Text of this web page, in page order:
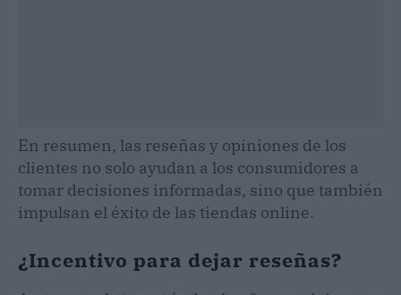
En resumen, las reseñas y opiniones de los
clientes no solo ayudan a los consumidores a
tomar decisiones informadas, sino que también
impulsan el éxito de las tiendas online.
¿Incentivo para dejar reseñas?